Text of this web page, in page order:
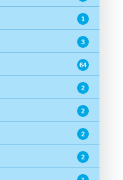
1
3
64
2
2
2
2